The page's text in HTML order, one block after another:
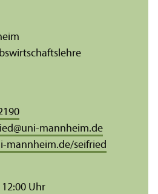
@uni-mannheim.de
mannheim.de/seifried
Uhr